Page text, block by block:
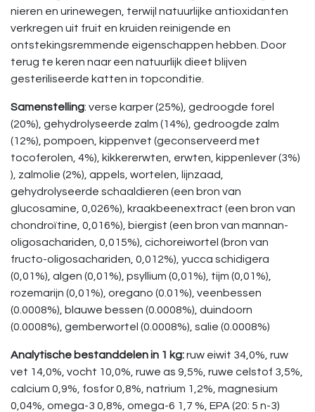
nieren en urinewegen, terwijl natuurlijke antioxidanten
verkregen uit fruit en kruiden reinigende en
ontstekingsremmende eigenschappen hebben. Door
terug te keren naar een natuurlijk dieet blijven
gesteriliseerde katten in topconditie.
Samenstelling: verse karper (25%), gedroogde forel
(20%), gehydrolyseerde zalm (14%), gedroogde zalm
(12%), pompoen, kippenvet (geconserveerd met
tocoferolen, 4%), kikkererwten, erwten, kippenlever (3%)
), zalmolie (2%), appels, wortelen, lijnzaad,
gehydrolyseerde schaaldieren (een bron van
glucosamine, 0,026%), kraakbeenextract (een bron van
chondroïtine, 0,016%), biergist (een bron van mannan-
oligosachariden, 0,015%), cichoreiwortel (bron van
fructo-oligosachariden, 0,012%), yucca schidigera
(0,01%), algen (0,01%), psyllium (0,01%), tijm (0,01%),
rozemarijn (0,01%), oregano (0.01%), veenbessen
(0.0008%), blauwe bessen (0.0008%), duindoorn
(0.0008%), gemberwortel (0.0008%), salie (0.0008%)
Analytische bestanddelen in 1 kg:ruw eiwit 34,0%, ruw
vet 14,0%, vocht 10,0%, ruwe as 9,5%, ruwe celstof 3,5%,
calcium 0,9%, fosfor 0,8%, natrium 1,2%, magnesium
0,04%, omega-3 0,8%, omega-6 1,7 %, EPA (20: 5 n-3)